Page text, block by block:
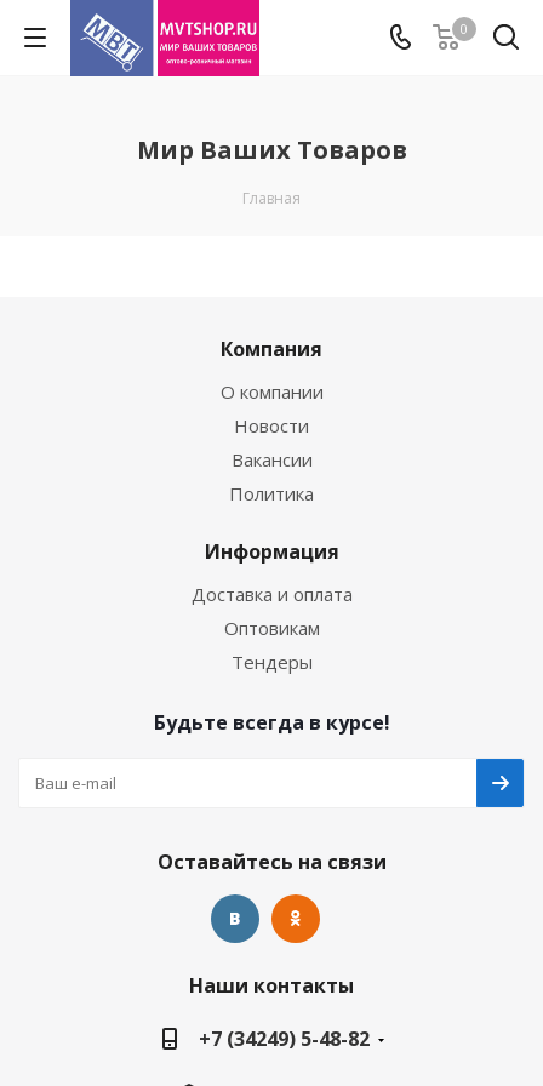
0
Мир Ваших Товаров
Главная
Компания
О компании
Новости
Вакансии
Политика
Информация
Доставка и оплата
Оптовикам
Тендеры
Будьте всегда в курсе!
Оставайтесь на связи
Наши контакты
+7 (34249) 5-48-82